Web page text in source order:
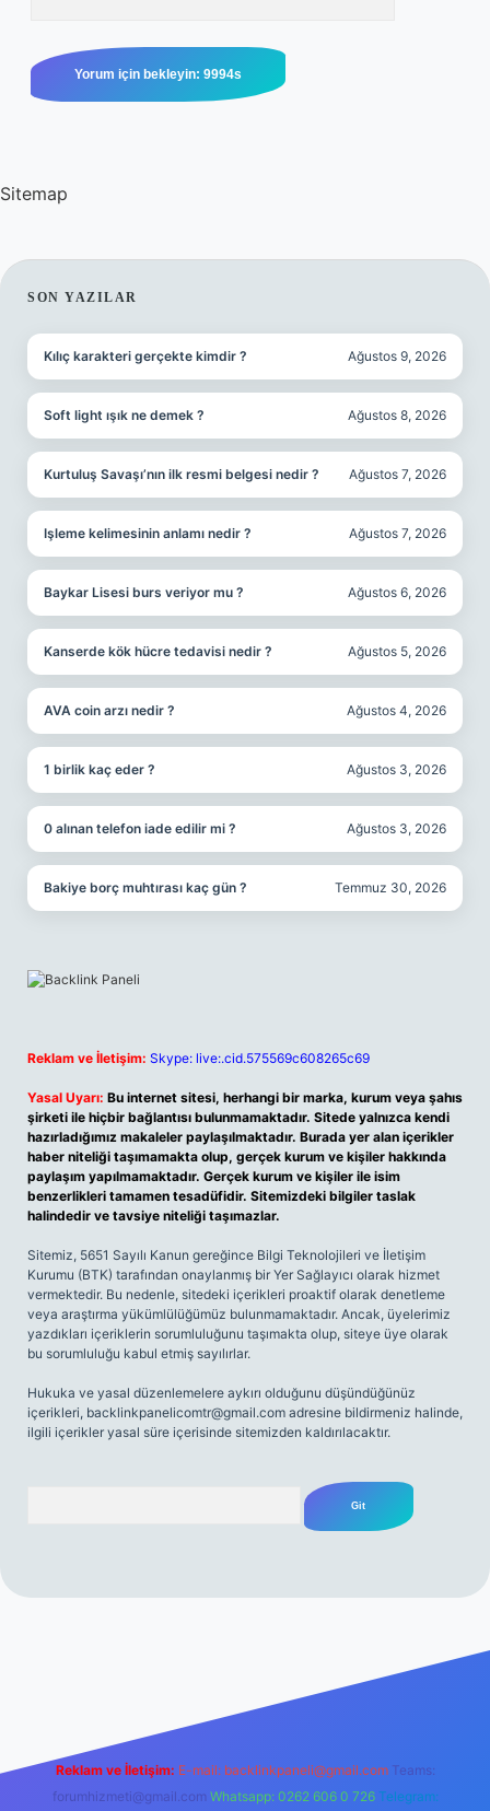
Sitemap
SIDEBAR
SON YAZILAR
Kılıç karakteri gerçekte kimdir ? Ağustos 9, 2026
Soft light ışık ne demek ? Ağustos 8, 2026
Kurtuluş Savaşı’nın ilk resmi belgesi nedir ? Ağustos 7, 2026
Işleme kelimesinin anlamı nedir ? Ağustos 7, 2026
Baykar Lisesi burs veriyor mu ? Ağustos 6, 2026
Kanserde kök hücre tedavisi nedir ? Ağustos 5, 2026
AVA coin arzı nedir ? Ağustos 4, 2026
1 birlik kaç eder ? Ağustos 3, 2026
0 alınan telefon iade edilir mi ? Ağustos 3, 2026
Bakiye borç muhtırası kaç gün ? Temmuz 30, 2026
Reklam ve İletişim: Skype: live:.cid.575569c608265c69
Yasal Uyarı: Bu internet sitesi, herhangi bir marka, kurum veya şahıs
şirketi ile hiçbir bağlantısı bulunmamaktadır. Sitede yalnızca kendi
hazırladığımız makaleler paylaşılmaktadır. Burada yer alan içerikler
haber niteliği taşımamakta olup, gerçek kurum ve kişiler hakkında
paylaşım yapılmamaktadır. Gerçek kurum ve kişiler ile isim
benzerlikleri tamamen tesadüfidir. Sitemizdeki bilgiler taslak
halindedir ve tavsiye niteliği taşımazlar.
Sitemiz, 5651 Sayılı Kanun gereğince Bilgi Teknolojileri ve İletişim
Kurumu (BTK) tarafından onaylanmış bir Yer Sağlayıcı olarak hizmet
vermektedir. Bu nedenle, sitedeki içerikleri proaktif olarak denetleme
veya araştırma yükümlülüğümüz bulunmamaktadır. Ancak, üyelerimiz
yazdıkları içeriklerin sorumluluğunu taşımakta olup, siteye üye olarak
bu sorumluluğu kabul etmiş sayılırlar.
Hukuka ve yasal düzenlemelere aykırı olduğunu düşündüğünüz
içerikleri, backlinkpanelicomtr@gmail.com adresine bildirmeniz halinde,
ilgili içerikler yasal süre içerisinde sitemizden kaldırılacaktır.
Reklam ve İletişim: E-mail: backlinkpaneli@gmail.com Teams:
forumhizmeti@gmail.com Whatsapp: 0262 606 0 726 Telegram: